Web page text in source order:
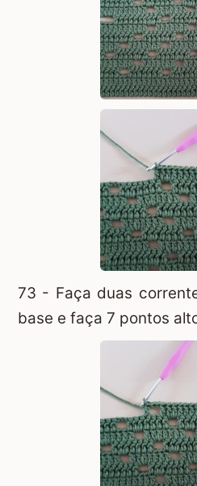
73 - Faça duas
base e faça 7 pontos